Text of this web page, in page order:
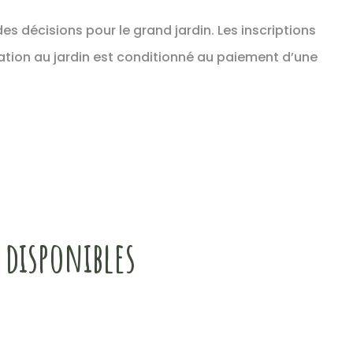
décisions pour le grand jardin. Les inscriptions
au jardin est conditionné au paiement d’une